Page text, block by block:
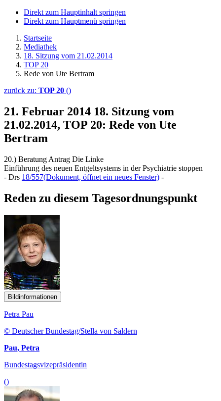
Direkt zum Hauptinhalt springen
Direkt zum Hauptmenü springen
Startseite
Mediathek
18. Sitzung vom 21.02.2014
TOP 20
Rede von Ute Bertram
zurück zu: TOP 20 ()
21. Februar 2014 18. Sitzung vom
21.02.2014, TOP 20: Rede von Ute
Bertram
20.) Beratung Antrag Die Linke
Einführung des neuen Entgeltsystems in der Psychiatrie stoppen
- Drs 18/557(Dokument, öffnet ein neues Fenster) -
Reden zu diesem Tagesordnungspunkt
Bildinformationen
Petra Pau
© Deutscher Bundestag/Stella von Saldern
Pau, Petra
Bundestagsvizepräsidentin
()